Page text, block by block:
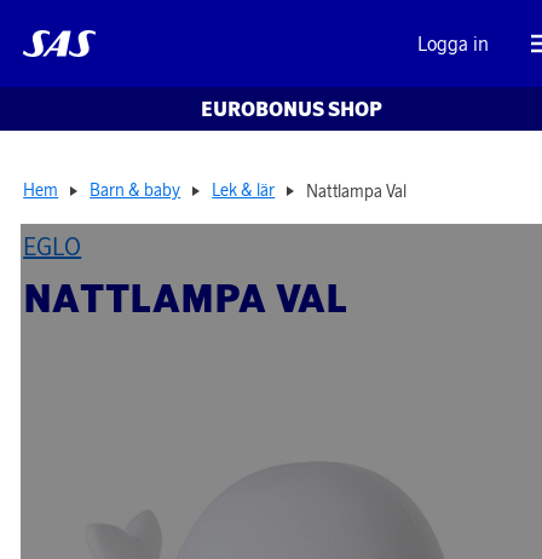
Logga in
EUROBONUS SHOP
Hem Barn & baby Lek & lär Nattlampa Val
EGLO
NATTLAMPA VAL